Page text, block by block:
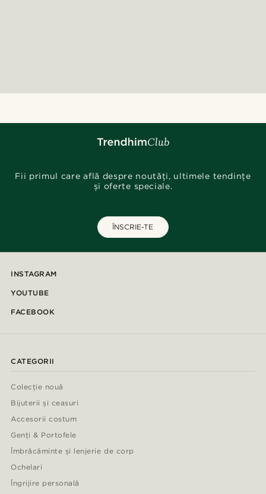
Fii primul care află despre noutăți, ultimele tendințe
și oferte speciale.
ÎNSCRIE-TE
INSTAGRAM
YOUTUBE
FACEBOOK
CATEGORII
Colecție nouă
Bijuterii și ceasuri
Accesorii costum
Genți & Portofele
Îmbrăcăminte și lenjerie de corp
Ochelari
Îngrijire personală